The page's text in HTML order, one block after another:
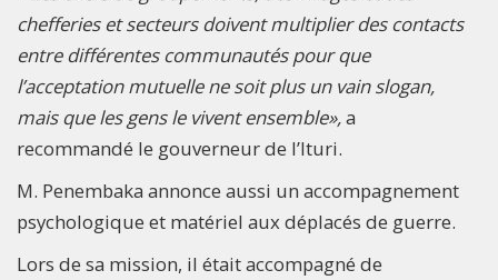
chefferies et secteurs doivent multiplier des contacts
entre différentes communautés pour que
l’acceptation mutuelle ne soit plus un vain slogan,
mais que les gens le vivent ensemble»,a
recommandé le gouverneur de l’Ituri.
M. Penembaka annonce aussi un accompagnement
psychologique et matériel aux déplacés de guerre.
Lors de sa mission, il était accompagné de